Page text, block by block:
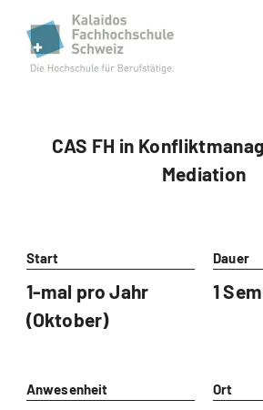
Kalaidos
CAS FH in
Mediation
Start
1-mal pro Jahr
(Oktober)
Dauer
1
Anwesenheit Ort